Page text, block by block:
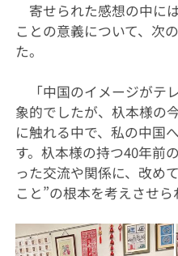
寄せられた感想の中に
ことの意義について、次
た。
「中国のイメージがテ
象的でしたが、杁本様の
に触れる中で、私の中国
す。杁本様の持つ40年前
った交流や関係に、改め
こと”の根本を考えさせら